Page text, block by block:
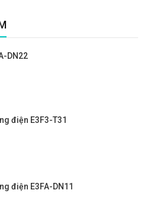
DN22
điện E3F3-T31
điện E3FA-DN11